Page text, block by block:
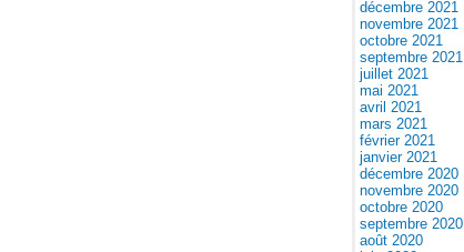
décembre 2021
novembre 2021
octobre 2021
septembre 2021
juillet 2021
mai 2021
avril 2021
mars 2021
février 2021
janvier 2021
décembre 2020
novembre 2020
octobre 2020
septembre 2020
août 2020